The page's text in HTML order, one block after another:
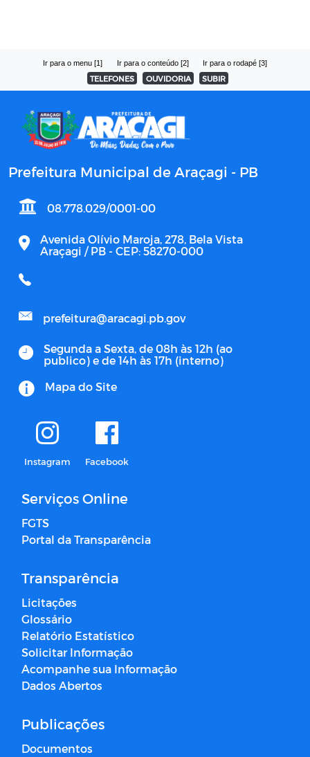
Ir para o menu [1] Ir para o conteúdo [2] Ir para o rodapé [3]
TELEFONES OUVIDORIA SUBIR
Prefeitura Municipal de Araçagi - PB
08.778.029/0001-00
Avenida Olívio Maroja, 278, Bela Vista
Araçagi / PB - CEP: 58270-000
prefeitura@aracagi.pb.gov
Segunda a Sexta, de 08h às 12h (ao
publico) e de 14h às 17h (interno)
Mapa do Site
Instagram Facebook
Serviços Online
FGTS
Portal da Transparência
Transparência
Licitações
Glossário
Relatório Estatístico
Solicitar Informação
Acompanhe sua Informação
Dados Abertos
Publicações
Documentos